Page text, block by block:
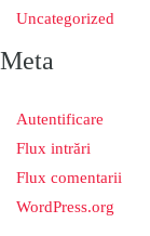
Uncategorized
Meta
Autentificare
Flux intrări
Flux comentarii
WordPress.org